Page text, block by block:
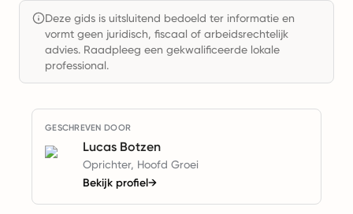
Deze gids is uitsluitend bedoeld ter informatie en
vormt geen juridisch, fiscaal of arbeidsrechtelijk
advies. Raadpleeg een gekwalificeerde lokale
professional.
GESCHREVEN DOOR
Lucas Botzen
Oprichter, Hoofd Groei
Bekijk profiel→